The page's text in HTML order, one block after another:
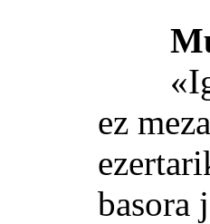
ez
basora